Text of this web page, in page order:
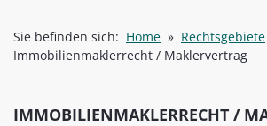
Sie befinden sich: Home » Rechtsgebiete
Immobilienmaklerrecht / Maklervertrag
IMMOBILIENMAKLERRECHT /